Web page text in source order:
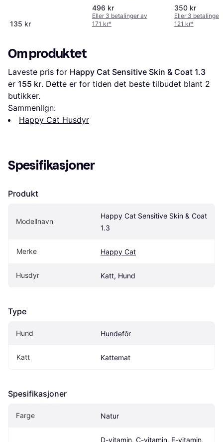
135 kr
Benefit Chicken
496 kr
Eller 3 betalinger av
171 kr*
350 kr
Eller 3 betalinger
121 kr*
Om produktet
Laveste pris for Happy Cat Sensitive Skin & Coat 1.3
er 155 kr. Dette er for tiden det beste tilbudet blant 2
butikker.
Sammenlign:
Happy Cat Husdyr
Spesifikasjoner
Produkt
Modellnavn
Happy Cat Sensitive Skin & Coat
1.3
Merke Happy Cat
Husdyr Katt, Hund
Type
Hund Hundefôr
Katt Kattemat
Spesifikasjoner
Farge Natur
D-vitamin, C-vitamin, E-vitamin,